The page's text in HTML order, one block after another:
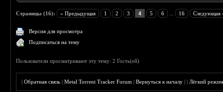
Страницы (16): « Предыдущая 1 2 3 4 5 6 16 Следующая
Версия для просмотра
Подписаться на тему
Пользователи просматривают эту тему: 2 Гость(ей)
|Обратная связь |Metal Torrent Tracker Forum |Вернуться к началу ||Лёгкий